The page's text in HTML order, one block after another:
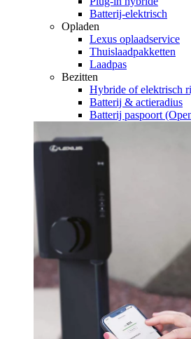
Batterij-elektrisch
Opladen
Lexus oplaadservice
Thuislaadpakketten
Laadpas
Bezitten
Hybride of elektrisch
Batterij & actieradius
Batterij paspoort